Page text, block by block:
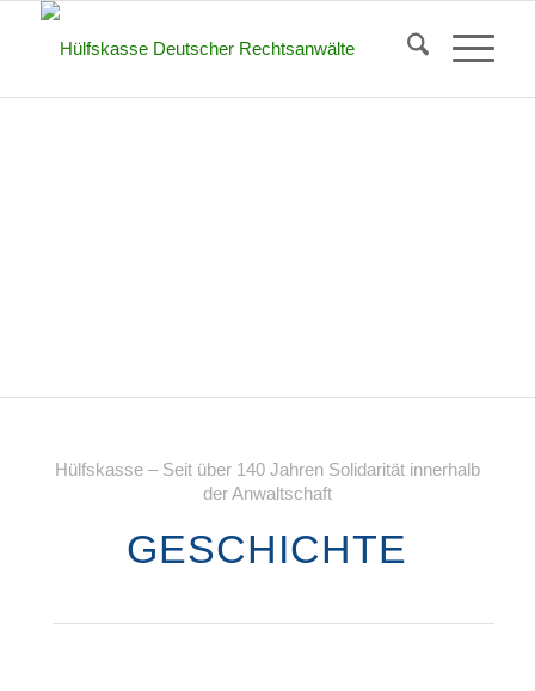
Hülfskasse – Seit über 140 Jahren Solidarität innerhalb
der Anwaltschaft
GESCHICHTE